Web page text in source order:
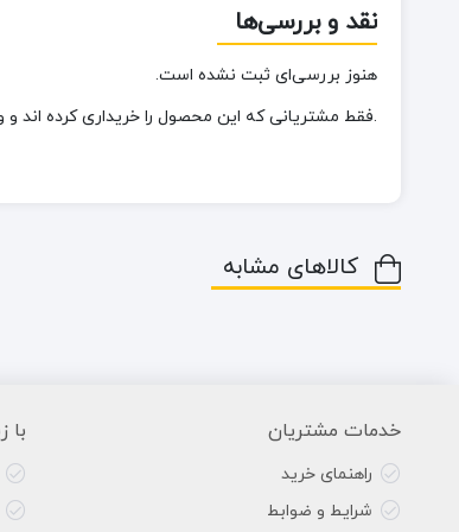
نقد و بررسی‌ها
هنوز بررسی‌ای ثبت نشده است.
.فقط مشتریانی که این محصول را خریداری کرده اند و
کالاهای مشابه
خدمات مشتریان
راهنمای خرید
شرایط و ضوابط
با